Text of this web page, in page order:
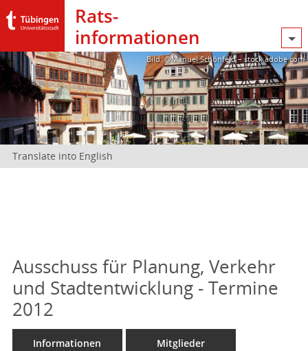
Rats­
informationen
Bild: @Manuel Schönfeld – stock.adobe.com
Translate into English
Ausschuss für Planung, Verkehr
und Stadtentwicklung - Termine
2012
Informationen Mitglieder